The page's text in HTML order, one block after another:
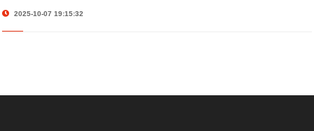
2025-10-07 19:15:32